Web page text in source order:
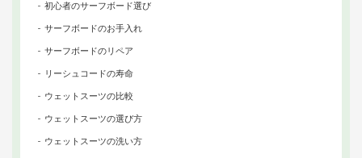
初心者のサーフボード選び
サーフボードのお手入れ
サーフボードのリペア
リーシュコードの寿命
ウェットスーツの比較
ウェットスーツの選び方
ウェットスーツの洗い方